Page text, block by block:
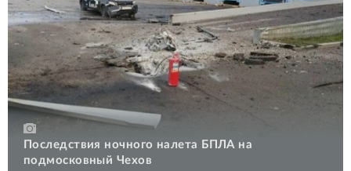
Последствия ночного налета БПЛА на
подмосковный Чехов